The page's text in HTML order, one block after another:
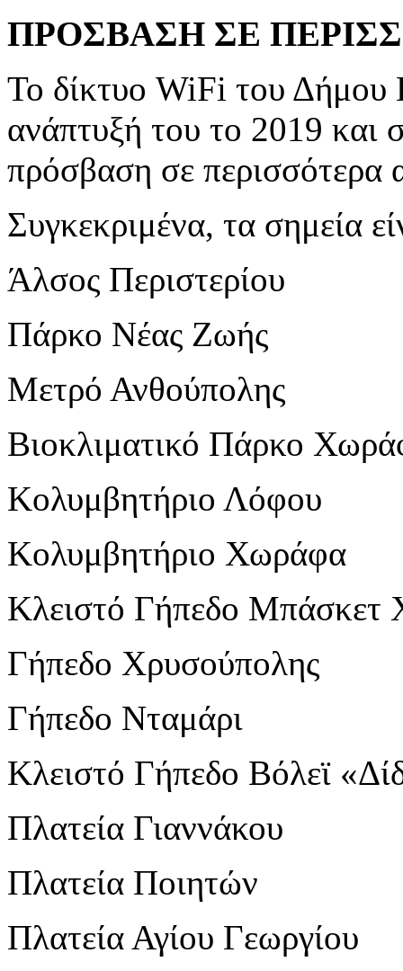
ΠΡΟΣΒΑΣΗ ΣΕ
Το δίκτυο WiFi του Δήμου
ανάπτυξή του το 2019 και
πρόσβαση σε περισσότερα
Συγκεκριμένα, τα σημεία
Άλσος Περιστερίου
Πάρκο Νέας Ζωής
Μετρό Ανθούπολης
Βιοκλιματικό Πάρκο
Κολυμβητήριο Λόφου
Κολυμβητήριο Χωράφα
Κλειστό Γήπεδο Μπάσκετ
Γήπεδο Χρυσούπολης
Γήπεδο Νταμάρι
Κλειστό Γήπεδο Βόλεϊ
Πλατεία Γιαννάκου
Πλατεία Ποιητών
Πλατεία Αγίου Γεωργίου